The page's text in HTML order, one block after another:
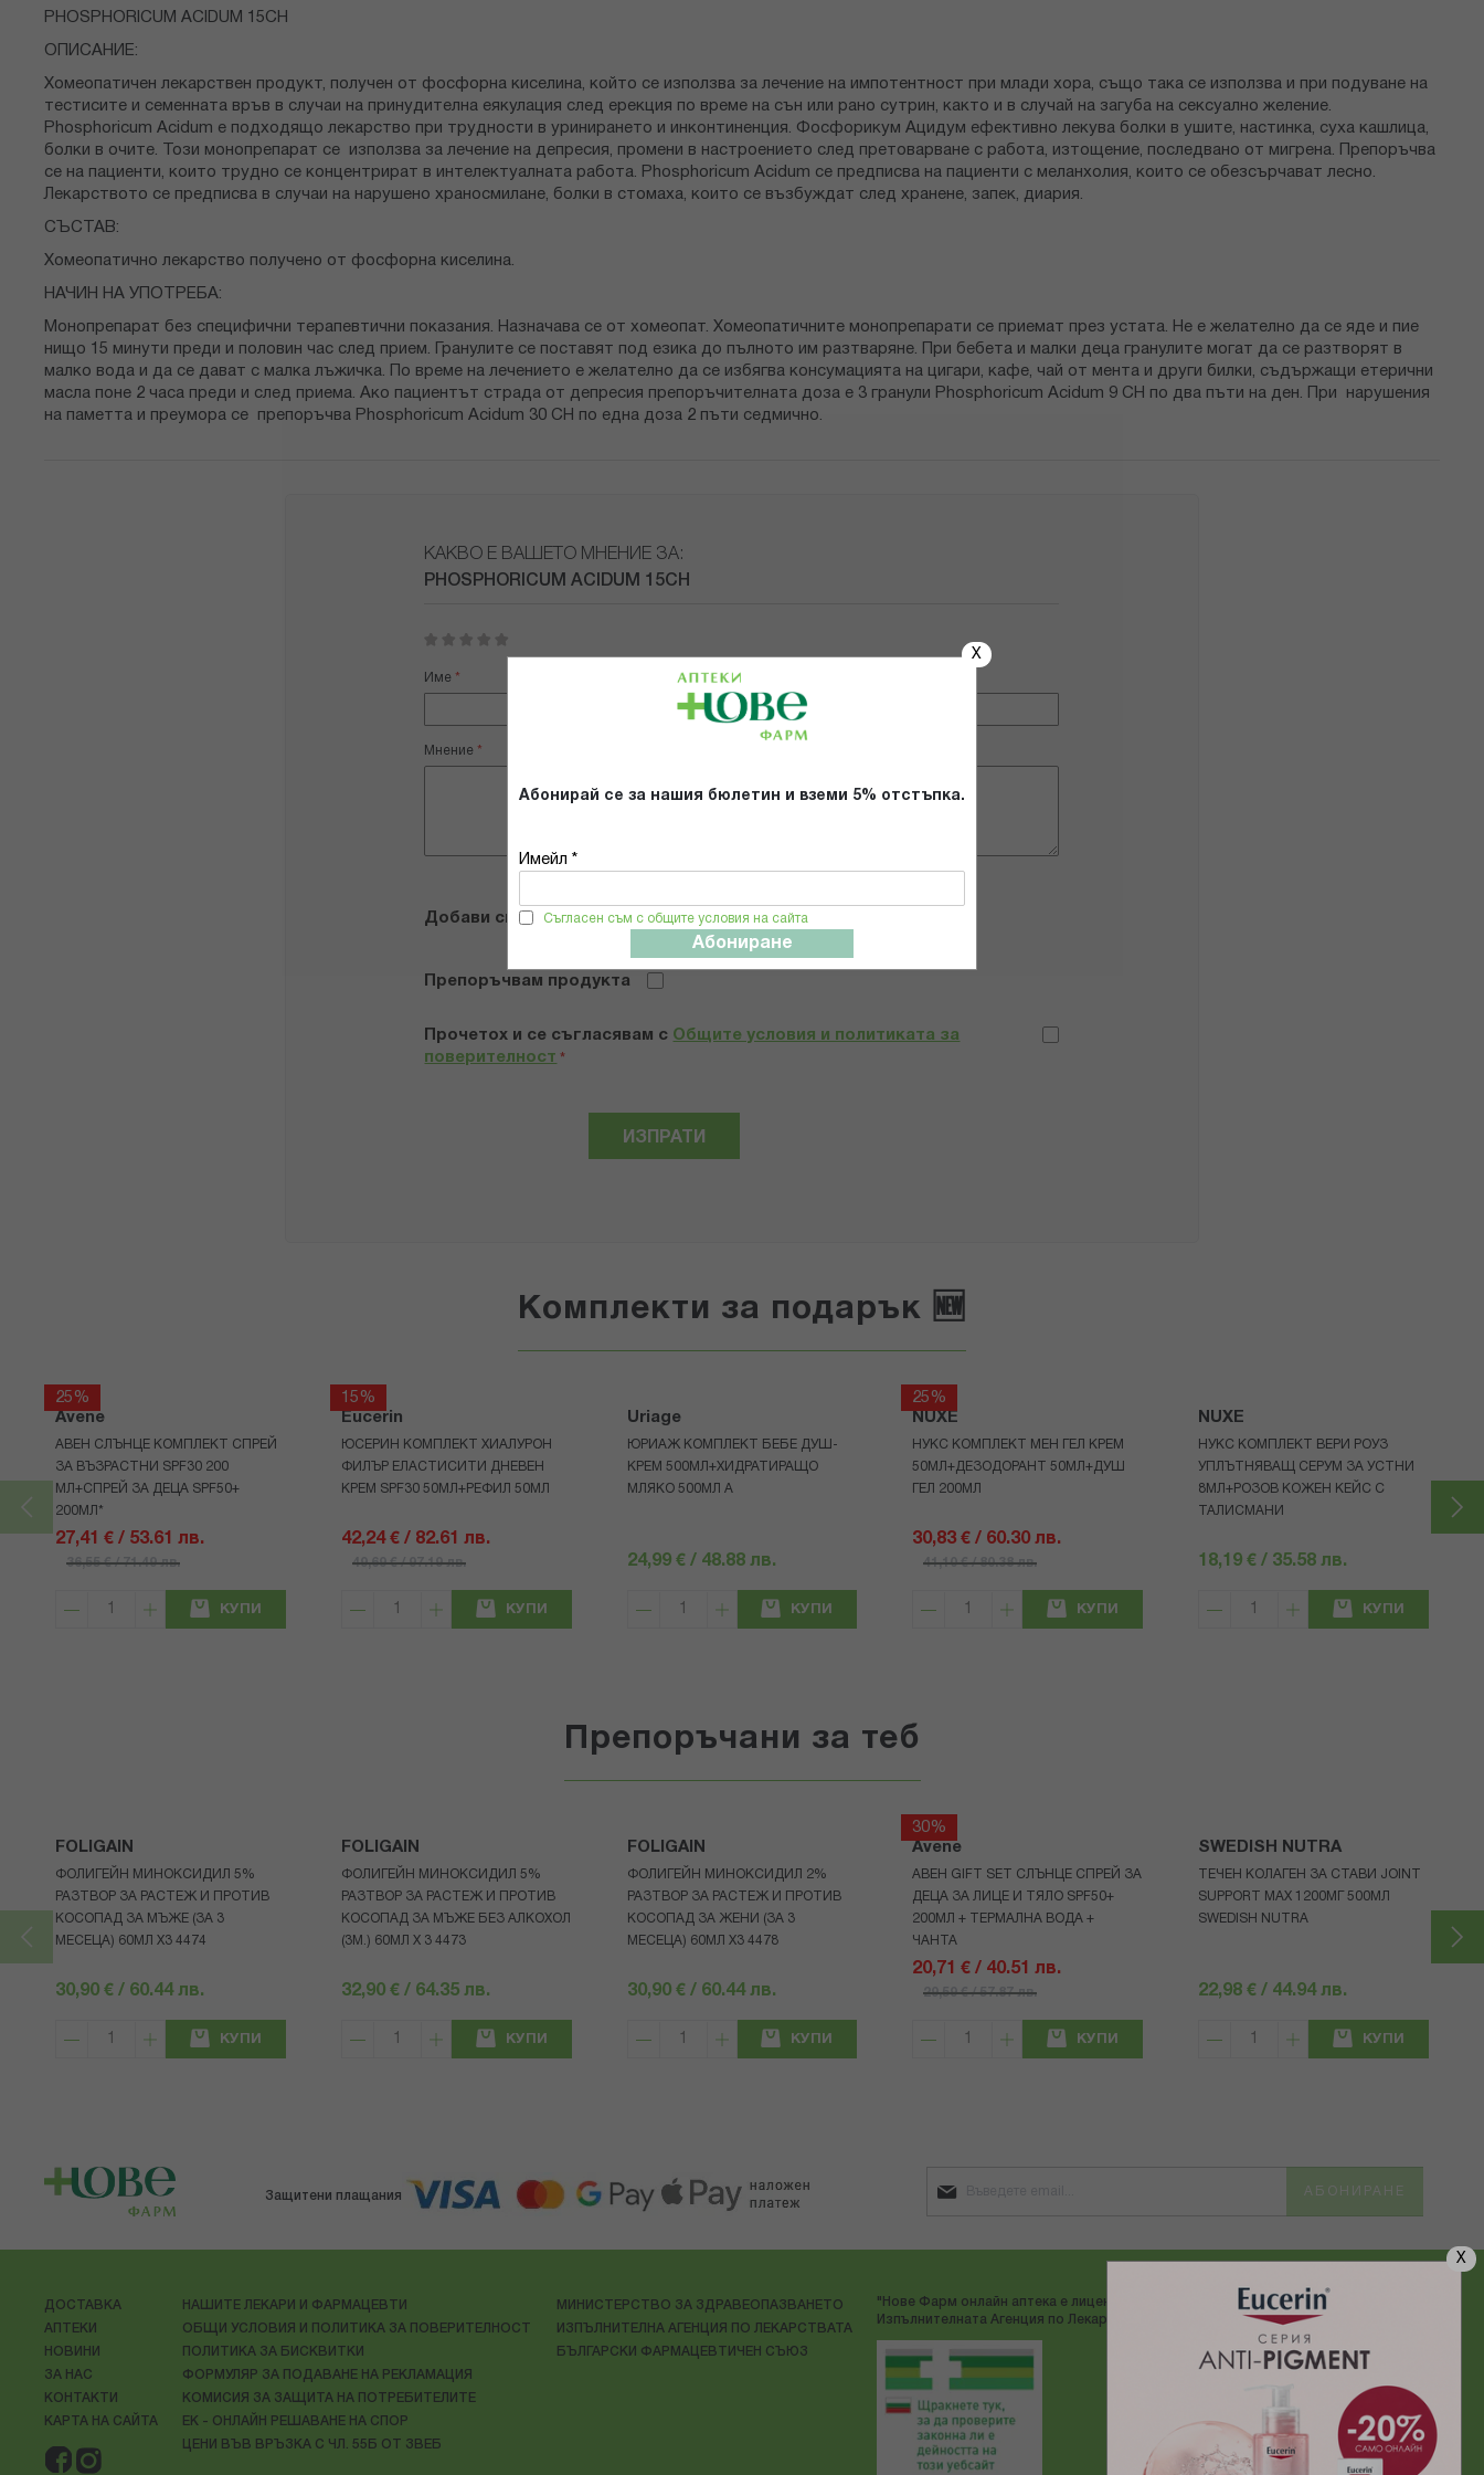
X
X
Абонирай се за нашия бюлетин и вземи 5% отстъпка.
Имейл *
Съгласен съм с общите условия на сайта
Абониране
PHOSPHORICUM ACIDUM 15CH
ОПИСАНИЕ:
Хомеопатичен лекарствен продукт, получен от фосфорна киселина, който се използва за лечение на импотентност при млади хора, също така се използва и при подуване на
тестисите и семенната връв в случаи на принудителна еякулация след ерекция по време на сън или рано сутрин, както и в случай на загуба на сексуално желение.
Phosphoricum Acidum е подходящо лекарство при трудности в уринирането и инконтиненция. Фосфорикум Ацидум eфективно лекува болки в ушите, настинка, суха кашлица,
болки в очите. Този монопрепарат се използва за лечение на депресия, промени в настроението след претоварване с работа, изтощение, последвано от мигрена. Препоръчва
се на пациенти, които трудно се концентрират в интелектуалната работа. Phosphoricum Acidum се предписва на пациенти с меланхолия, които се обезсърчават лесно.
Лекарството се предписва в случаи на нарушено храносмилане, болки в стомаха, които се възбуждат след хранене, запек, диария.
СЪСТАВ:
Хомеопатично лекарство получено от фосфорна киселина.
НАЧИН НА УПОТРЕБА:
Монопрепарат без специфични терапевтични показания. Назначава се от хомеопат. Хомеопатичните монопрепарати се приемат през устата. Не е желателно да се яде и пие
нищо 15 минути преди и половин час след прием. Гранулите се поставят под езика до пълното им разтваряне. При бебета и малки деца гранулите могат да се разтворят в
малко вода и да се дават с малка лъжичка. По време на лечението е желателно да се избягва консумацията на цигари, кафе, чай от мента и други билки, съдържащи етерични
масла поне 2 часа преди и след приема. Ако пациентът страда от депресия препоръчителната доза е 3 гранули Phosphoricum Acidum 9 CH по два пъти на ден. При нарушения
на паметта и преумора се препоръчва Phosphoricum Acidum 30 CH по една доза 2 пъти седмично.
КАКВО Е ВАШЕТО МНЕНИЕ ЗА:
PHOSPHORICUM ACIDUM 15CH
star
stars
stars
stars
stars
Име
Мнение
Добави снимки
Препоръчвам продукта
Прочетох и се съгласявам с Общите условия и политиката за
поверителност *
ИЗПРАТИ
Комплекти за подарък 🆕
25%
Avene
АВЕН СЛЪНЦЕ КОМПЛЕКТ СПРЕЙ
ЗА ВЪЗРАСТНИ SPF30 200
МЛ+СПРЕЙ ЗА ДЕЦА SPF50+
200МЛ*
27,41 € / 53.61 лв.
36,55 € / 71.49 лв.
КУПИ
15%
Eucerin
ЮСЕРИН КОМПЛЕКТ ХИАЛУРОН
ФИЛЪР ЕЛАСТИСИТИ ДНЕВЕН
КРЕМ SPF30 50МЛ+РЕФИЛ 50МЛ
42,24 € / 82.61 лв.
49,69 € / 97.19 лв.
КУПИ
Uriage
ЮРИАЖ КОМПЛЕКТ БЕБЕ ДУШ-
КРЕМ 500МЛ+ХИДРАТИРАЩО
МЛЯКО 500МЛ A
24,99 € / 48.88 лв.
КУПИ
25%
NUXE
НУКС КОМПЛЕКТ МЕН ГЕЛ КРЕМ
50МЛ+ДЕЗОДОРАНТ 50МЛ+ДУШ
ГЕЛ 200МЛ
30,83 € / 60.30 лв.
41,10 € / 80.38 лв.
КУПИ
NUXE
НУКС КОМПЛЕКТ ВЕРИ РОУЗ
УПЛЪТНЯВАЩ СЕРУМ ЗА УСТНИ
8МЛ+РОЗОВ КОЖЕН КЕЙС С
ТАЛИСМАНИ
18,19 € / 35.58 лв.
КУПИ
Препоръчани за теб
FOLIGAIN
ФОЛИГЕЙН МИНОКСИДИЛ 5%
РАЗТВОР ЗА РАСТЕЖ И ПРОТИВ
КОСОПАД ЗА МЪЖЕ (ЗА 3
МЕСЕЦА) 60МЛ X3 4474
30,90 € / 60.44 лв.
КУПИ
FOLIGAIN
ФОЛИГЕЙН МИНОКСИДИЛ 5%
РАЗТВОР ЗА РАСТЕЖ И ПРОТИВ
КОСОПАД ЗА МЪЖЕ БЕЗ АЛКОХОЛ
(3М.) 60МЛ X 3 4473
32,90 € / 64.35 лв.
КУПИ
FOLIGAIN
ФОЛИГЕЙН МИНОКСИДИЛ 2%
РАЗТВОР ЗА РАСТЕЖ И ПРОТИВ
КОСОПАД ЗА ЖЕНИ (ЗА 3
МЕСЕЦА) 60МЛ X3 4478
30,90 € / 60.44 лв.
КУПИ
30%
Avene
АВЕН GIFT SET СЛЪНЦЕ СПРЕЙ ЗА
ДЕЦА ЗА ЛИЦЕ И ТЯЛО SPF50+
200МЛ + ТЕРМАЛНА ВОДА +
ЧАНТА
20,71 € / 40.51 лв.
29,59 € / 57.87 лв.
КУПИ
SWEDISH NUTRA
ТЕЧЕН КОЛАГЕН ЗА СТАВИ JOINT
SUPPORT MAX 1200МГ 500МЛ
SWEDISH NUTRA
22,98 € / 44.94 лв.
КУПИ
Защитени плащания АБОНИРАНЕ
ДОСТАВКА
АПТЕКИ
НОВИНИ
ЗА НАС
КОНТАКТИ
КАРТА НА САЙТА
НАШИТЕ ЛЕКАРИ И ФАРМАЦЕВТИ
ОБЩИ УСЛОВИЯ И ПОЛИТИКА ЗА ПОВЕРИТЕЛНОСТ
ПОЛИТИКА ЗА БИСКВИТКИ
ФОРМУЛЯР ЗА ПОДАВАНЕ НА РЕКЛАМАЦИЯ
КОМИСИЯ ЗА ЗАЩИТА НА ПОТРЕБИТЕЛИТЕ
ЕК - ОНЛАЙН РЕШАВАНЕ НА СПОР
ЦЕНИ ВЪВ ВРЪЗКА С ЧЛ. 55Б ОТ ЗВЕБ
МИНИСТЕРСТВО ЗА ЗДРАВЕОПАЗВАНЕТО
ИЗПЪЛНИТЕЛНА АГЕНЦИЯ ПО ЛЕКАРСТВАТА
БЪЛГАРСКИ ФАРМАЦЕВТИЧЕН СЪЮЗ
"Нове Фарм онлайн аптека е лицензирана от
Изпълнителната Агенция по Лекарствата"
ДОСТАВЯМЕ С: